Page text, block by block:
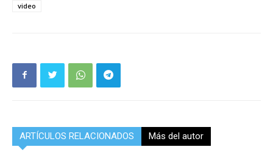
video
ARTÍCULOS RELACIONADOS Más del autor